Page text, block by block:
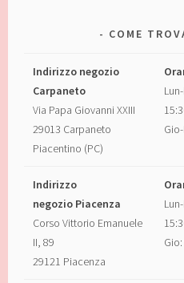
COME
Indirizzo negozio
Carpaneto
Via Papa Giovanni XXIII
29013 Carpaneto
Piacentino (PC)
Indirizzo
negozio Piacenza
Corso Vittorio Emanuele
II, 89
29121 Piacenza